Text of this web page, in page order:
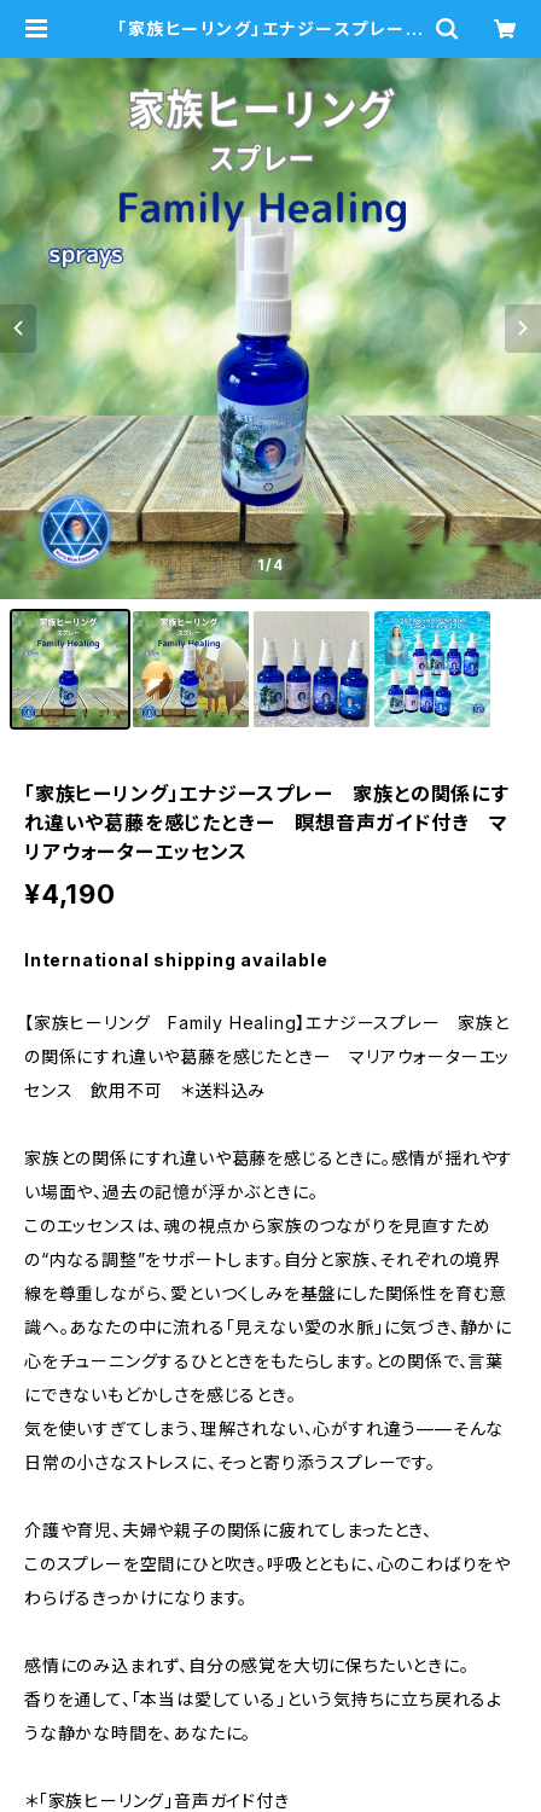
「家族ヒーリング」エナジースプレー
じたときー 瞑想音声ガイド付き マ
リアウォーターエッセンス | mariabl
ue
1/4
「家族ヒーリング」エナジースプレー 家族との関係にす
れ違いや葛藤を感じたときー 瞑想音声ガイド付き マ
リアウォーターエッセンス
¥4,190
International shipping available
【家族ヒーリング Family Healing】エナジースプレー 家族と
の関係にすれ違いや葛藤を感じたときー マリアウォーターエッ
センス 飲用不可 ＊送料込み
家族との関係にすれ違いや葛藤を感じるときに。感情が揺れやす
い場面や、過去の記憶が浮かぶときに。
このエッセンスは、魂の視点から家族のつながりを見直すため
の“内なる調整”をサポートします。自分と家族、それぞれの境界
線を尊重しながら、愛といつくしみを基盤にした関係性を育む意
識へ。あなたの中に流れる「見えない愛の水脈」に気づき、静かに
心をチューニングするひとときをもたらします。との関係で、言葉
にできないもどかしさを感じるとき。
気を使いすぎてしまう、理解されない、心がすれ違う——そんな
日常の小さなストレスに、そっと寄り添うスプレーです。
介護や育児、夫婦や親子の関係に疲れてしまったとき、
このスプレーを空間にひと吹き。呼吸とともに、心のこわばりをや
わらげるきっかけになります。
感情にのみ込まれず、自分の感覚を大切に保ちたいときに。
香りを通して、「本当は愛している」という気持ちに立ち戻れるよ
うな静かな時間を、あなたに。
＊「家族ヒーリング」音声ガイド付き